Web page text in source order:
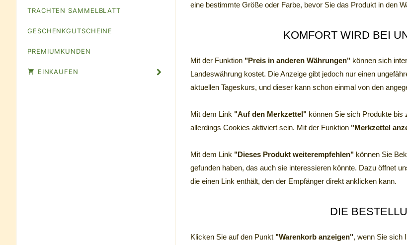
TRACHTEN SAMMELBLATT
GESCHENKGUTSCHEINE
PREMIUMKUNDEN
EINKAUFEN
eine bestimmte Größe oder Farbe, bevor Sie das Produkt in den
KOMFORT WIRD BEI
Mit der Funktion "Preis in anderen Währungen"können sich
Landeswährung kostet. Die Anzeige gibt jedoch nur einen
aktuellen Tageskurs, und dieser kann schon einmal von den
Mit dem Link "Auf den Merkzettel"können Sie sich Produkte bis
allerdings Cookies aktiviert sein. Mit der Funktion "Merkzettel
Mit dem Link "Dieses Produkt weiterempfehlen"können Sie
gefunden haben, das auch sie interessieren könnte. Dazu öffnet
die einen Link enthält, den der Empfänger direkt anklicken kann.
DIE
Klicken Sie auf den Punkt "Warenkorb anzeigen", wenn Sie sich